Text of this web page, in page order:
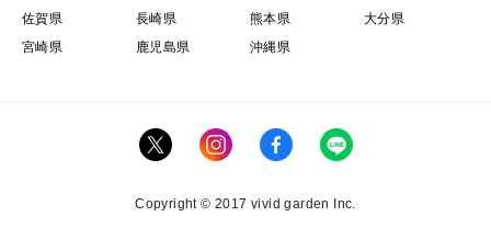
佐賀県
長崎県 熊本県
大分県
宮崎県
鹿児島県 沖縄県
Copyright © 2017 vivid garden Inc.